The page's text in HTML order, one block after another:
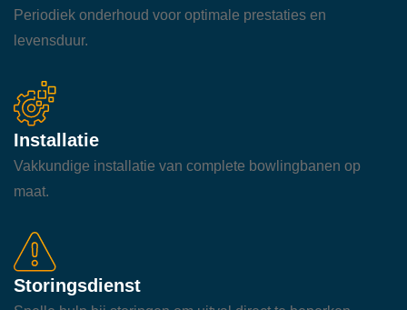
Periodiek onderhoud voor optimale prestaties en
levensduur.
Installatie
Vakkundige installatie van complete bowlingbanen op
maat.
Storingsdienst